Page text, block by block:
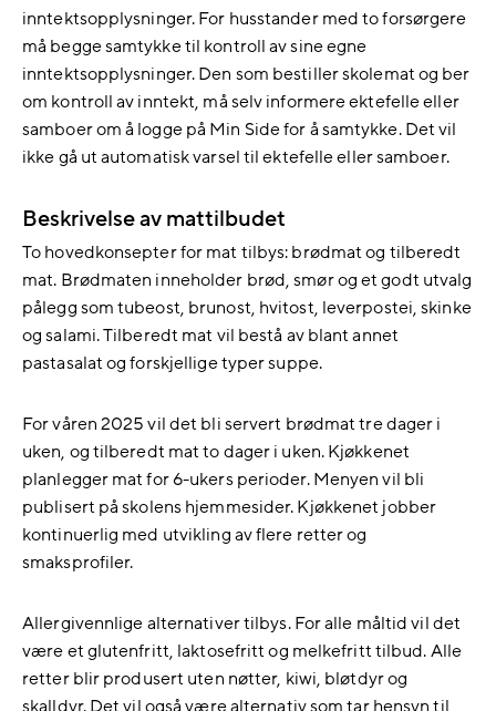
inntektsopplysninger. For husstander med to forsørgere
må begge samtykke til kontroll av sine egne
inntektsopplysninger. Den som bestiller skolemat og ber
om kontroll av inntekt, må selv informere ektefelle eller
samboer om å logge på Min Side for å samtykke. Det vil
ikke gå ut automatisk varsel til ektefelle eller samboer.
Beskrivelse av mattilbudet
To hovedkonsepter for mat tilbys: brødmat og tilberedt
mat. Brødmaten inneholder brød, smør og et godt utvalg
pålegg som tubeost, brunost, hvitost, leverpostei, skinke
og salami. Tilberedt mat vil bestå av blant annet
pastasalat og forskjellige typer suppe.
For våren 2025 vil det bli servert brødmat tre dager i
uken, og tilberedt mat to dager i uken. Kjøkkenet
planlegger mat for 6-ukers perioder. Menyen vil bli
publisert på skolens hjemmesider. Kjøkkenet jobber
kontinuerlig med utvikling av flere retter og
smaksprofiler.
Allergivennlige alternativer tilbys. For alle måltid vil det
være et glutenfritt, laktosefritt og melkefritt tilbud. Alle
retter blir produsert uten nøtter, kiwi, bløtdyr og
skalldyr. Det vil også være alternativ som tar hensyn til